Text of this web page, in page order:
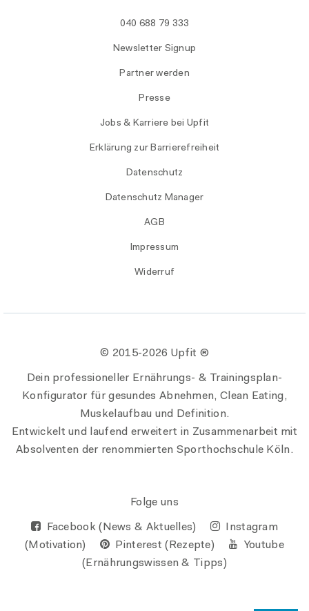
040 688 79 333
Newsletter Signup
Partner werden
Presse
Jobs & Karriere bei Upfit
Erklärung zur Barrierefreiheit
Datenschutz
Datenschutz Manager
AGB
Impressum
Widerruf
© 2015-2026 Upfit ®
Dein professioneller Ernährungs- & Trainingsplan-
Konfigurator für gesundes Abnehmen, Clean Eating,
Muskelaufbau und Definition.
Entwickelt und laufend erweitert in Zusammenarbeit mit
Absolventen der renommierten Sporthochschule Köln.
Folge uns
Facebook (News & Aktuelles)
Instagram
(Motivation)
Pinterest (Rezepte)
Youtube
(Ernährungswissen & Tipps)